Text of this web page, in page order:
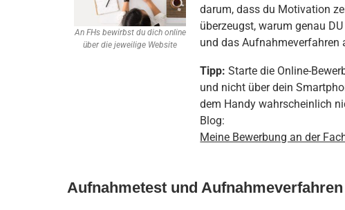
An FHs bewirbst du dich online
über die jeweilige Website
darum, dass du Motivation
überzeugst, warum genau
und das
Tipp: Starte die Online-
und nicht über dein
dem Handy wahrscheinlich
Blog:
Meine Bewerbung an der
Aufnahmetest und